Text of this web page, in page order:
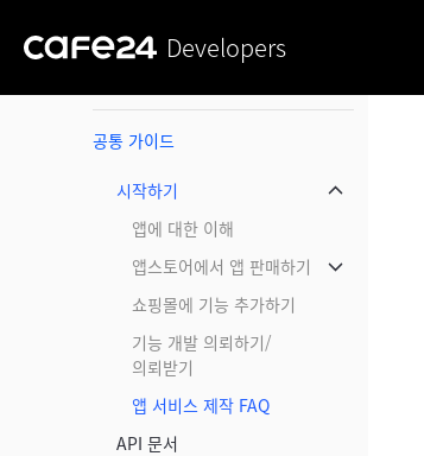
Developers
공통 가이드
시작하기
앱에 대한 이해
앱스토어에서 앱 판매하기
쇼핑몰에 기능 추가하기
기능 개발 의뢰하기/
의뢰받기
앱 서비스 제작 FAQ
API 문서